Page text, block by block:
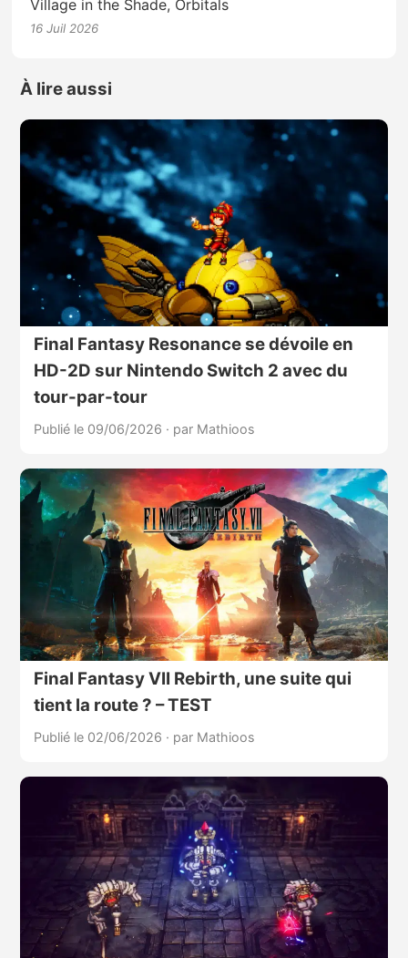
Village in the Shade, Orbitals
16 Juil 2026
À lire aussi
Final Fantasy Resonance se dévoile en
HD-2D sur Nintendo Switch 2 avec du
tour-par-tour
Publié le 09/06/2026 · par Mathioos
Final Fantasy VII Rebirth, une suite qui
tient la route ? – TEST
Publié le 02/06/2026 · par Mathioos